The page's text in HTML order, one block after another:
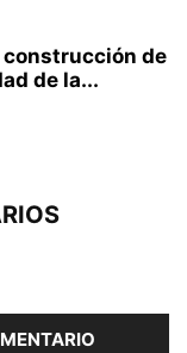
construcción de
de la...